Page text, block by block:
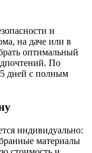
и
на даче или в
оптимальный
По
дней с полным
индивидуально:
материалы